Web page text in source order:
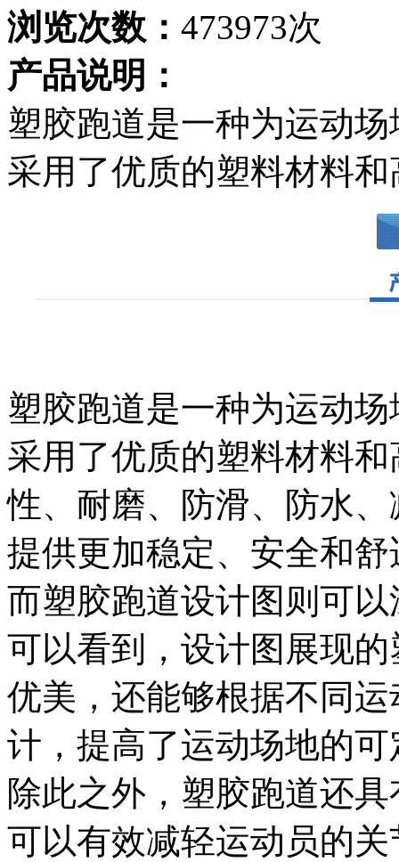
浏览次数： 473973次
产品说明：
塑胶跑道是一种为运动
采用了优质的塑料材料
塑胶跑道是一种为运动
采用了优质的塑料材料
性、耐磨、防滑、防水
提供更加稳定、安全和
而塑胶跑道设计图则可
可以看到，设计图展现
优美，还能够根据不同
计，提高了运动场地的
除此之外，塑胶跑道还
可以有效减轻运动员的